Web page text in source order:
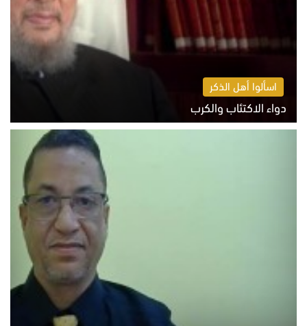
اسألوا أهل الذكر
دواء الاكتئاب والكرب
السبت 8 أغسطس 2026 10:54 ص